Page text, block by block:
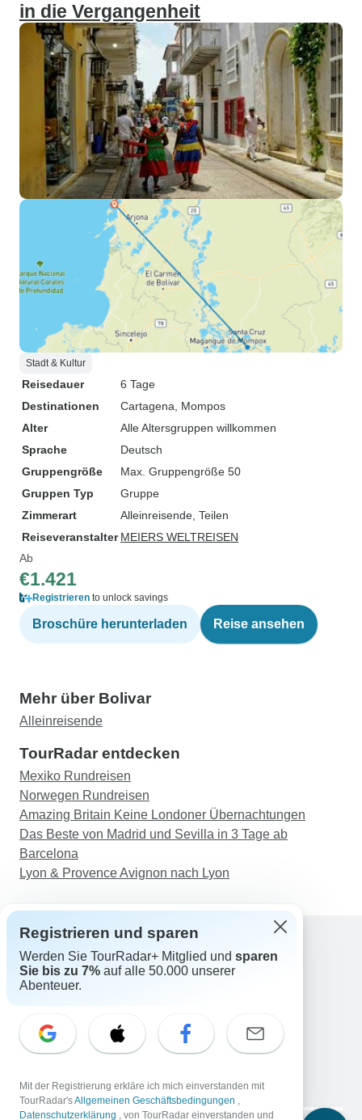
in die Vergangenheit
Stadt & Kultur
Reisedauer
6 Tage
Destinationen
Cartagena , Mompos
Alter
Alle Altersgruppen willkommen
Sprache
Deutsch
Gruppengröße
Max. Gruppengröße 50
Gruppen Typ
Gruppe
Zimmerart
Alleinreisende, Teilen
Reiseveranstalter MEIERS WELTREISEN
Ab
€1.421
Registrieren to unlock savings
Broschüre herunterladen Reise ansehen
Mehr über Bolivar
Alleinreisende
TourRadar entdecken
Mexiko Rundreisen
Norwegen Rundreisen
Amazing Britain Keine Londoner Übernachtungen
Das Beste von Madrid und Sevilla in 3 Tage ab
Barcelona
Lyon & Provence Avignon nach Lyon
Support
Kontakt
Schweiz +41 225 183 195
E-Mail: support@tourradar.com
EN DE ES FR NL
Copyright © TourRadar. Alle Rechte vorbehalten.
Registrieren und sparen
Werden Sie TourRadar+ Mitglied und sparen
Sie bis zu 7% auf alle 50.000 unserer
Abenteuer.
Mit der Registrierung erkläre ich mich einverstanden mit
TourRadar'sAllgemeinen Geschäftsbedingungen ,
Datenschutzerklärung , von TourRadar einverstanden und